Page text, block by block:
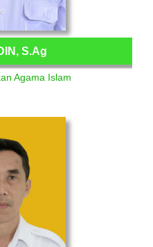
S.Ag
Agama Islam